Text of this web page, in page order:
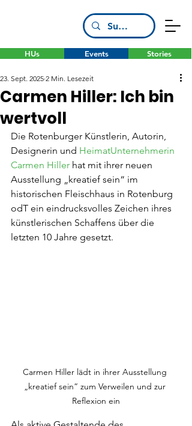
HUs Stories
Events
Carmen Hiller: Ich bin
wertvoll
23. Sept. 2025 2 Min. Lesezeit
Die Rotenburger Künstlerin, Autorin,
Designerin und HeimatUnternehmerin
Carmen Hiller hat mit ihrer neuen
Ausstellung „kreatief sein“ im
historischen Fleischhaus in Rotenburg
odT ein eindrucksvolles Zeichen ihres
künstlerischen Schaffens über die
letzten 10 Jahre gesetzt.
Carmen Hiller lädt in ihrer Ausstellung
„kreatief sein“ zum Verweilen und zur
Reflexion ein